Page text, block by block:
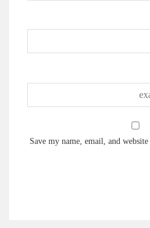
Save my name, email, and